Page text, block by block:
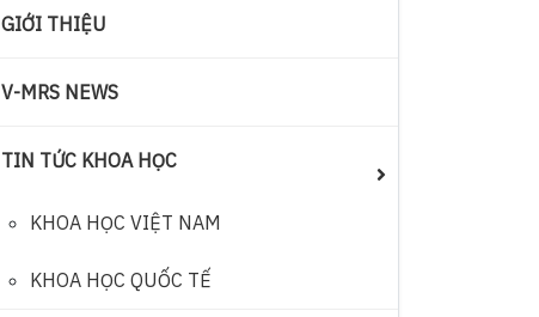
GIỚI THIỆU
V-MRS NEWS
TIN TỨC KHOA HỌC
KHOA HỌC VIỆT NAM
KHOA HỌC QUỐC TẾ